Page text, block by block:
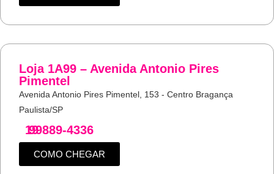
Loja 1A99 – Avenida Antonio Pires
Pimentel
Avenida Antonio Pires Pimentel, 153 - Centro Bragança
Paulista/SP
19
99889-4336
COMO CHEGAR